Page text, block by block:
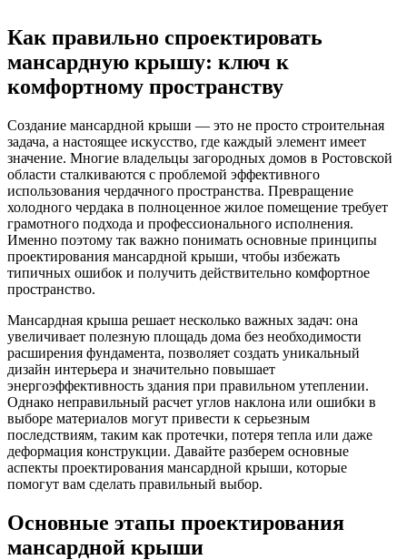
Как правильно спроектировать
мансардную крышу: ключ к
комфортному пространству
Создание мансардной крыши — это не просто строительная
задача, а настоящее искусство, где каждый элемент имеет
значение. Многие владельцы загородных домов в Ростовской
области сталкиваются с проблемой эффективного
использования чердачного пространства. Превращение
холодного чердака в полноценное жилое помещение требует
грамотного подхода и профессионального исполнения.
Именно поэтому так важно понимать основные принципы
проектирования мансардной крыши, чтобы избежать
типичных ошибок и получить действительно комфортное
пространство.
Мансардная крыша решает несколько важных задач: она
увеличивает полезную площадь дома без необходимости
расширения фундамента, позволяет создать уникальный
дизайн интерьера и значительно повышает
энергоэффективность здания при правильном утеплении.
Однако неправильный расчет углов наклона или ошибки в
выборе материалов могут привести к серьезным
последствиям, таким как протечки, потеря тепла или даже
деформация конструкции. Давайте разберем основные
аспекты проектирования мансардной крыши, которые
помогут вам сделать правильный выбор.
Основные этапы проектирования
мансардной крыши